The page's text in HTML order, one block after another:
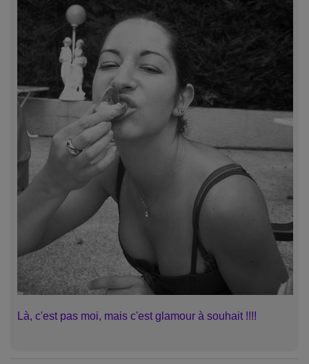
Là, c'est pas moi, mais c'est glamour à souhait !!!!